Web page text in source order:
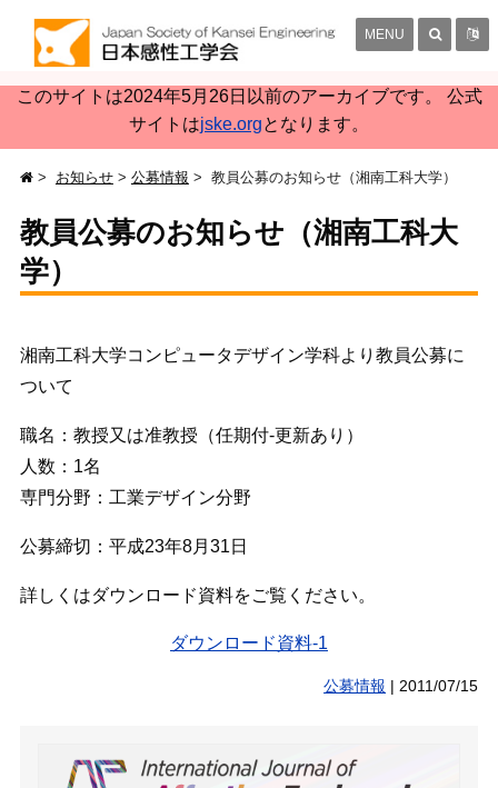
このサイトは2024年5月26日以前のアーカイブです。 公式
サイトはjske.orgとなります。
MENU
お知らせ 公募情報 教員公募のお知らせ（湘南工科大学）
教員公募のお知らせ（湘南工科大
学）
湘南工科大学コンピュータデザイン学科より教員公募に
ついて
職名：教授又は准教授（任期付-更新あり）
人数：1名
専門分野：工業デザイン分野
公募締切：平成23年8月31日
詳しくはダウンロード資料をご覧ください。
ダウンロード資料-1
公募情報 |2011/07/15